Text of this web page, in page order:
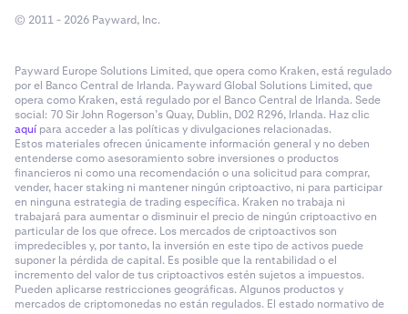
© 2011 - 2026 Payward, Inc.
Payward Europe Solutions Limited, que opera como Kraken, está regulado
por el Banco Central de Irlanda. Payward Global Solutions Limited, que
opera como Kraken, está regulado por el Banco Central de Irlanda. Sede
social: 70 Sir John Rogerson’s Quay, Dublin, D02 R296, Irlanda. Haz clic
aquí para acceder a las políticas y divulgaciones relacionadas.
Estos materiales ofrecen únicamente información general y no deben
entenderse como asesoramiento sobre inversiones o productos
financieros ni como una recomendación o una solicitud para comprar,
vender, hacer staking ni mantener ningún criptoactivo, ni para participar
en ninguna estrategia de trading específica. Kraken no trabaja ni
trabajará para aumentar o disminuir el precio de ningún criptoactivo en
particular de los que ofrece. Los mercados de criptoactivos son
impredecibles y, por tanto, la inversión en este tipo de activos puede
suponer la pérdida de capital. Es posible que la rentabilidad o el
incremento del valor de tus criptoactivos estén sujetos a impuestos.
Pueden aplicarse restricciones geográficas. Algunos productos y
mercados de criptomonedas no están regulados. El estado normativo de